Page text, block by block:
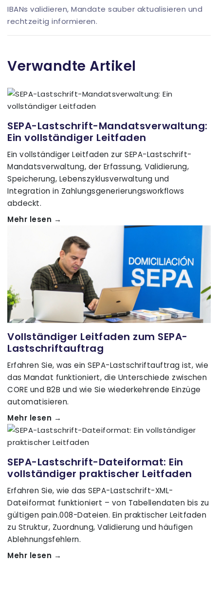
IBANs validieren, Mandate sauber aktualisieren und
rechtzeitig informieren.
Verwandte Artikel
SEPA-Lastschrift-Mandatsverwaltung:
Ein vollständiger Leitfaden
Ein vollständiger Leitfaden zur SEPA-Lastschrift-
Mandatsverwaltung, der Erfassung, Validierung,
Speicherung, Lebenszyklusverwaltung und
Integration in Zahlungsgenerierungsworkflows
abdeckt.
Mehr lesen →
Vollständiger Leitfaden zum SEPA-
Lastschriftauftrag
Erfahren Sie, was ein SEPA-Lastschriftauftrag ist, wie
das Mandat funktioniert, die Unterschiede zwischen
CORE und B2B und wie Sie wiederkehrende Einzüge
automatisieren.
Mehr lesen →
SEPA-Lastschrift-Dateiformat: Ein
vollständiger praktischer Leitfaden
Erfahren Sie, wie das SEPA-Lastschrift-XML-
Dateiformat funktioniert – von Tabellendaten bis zu
gültigen pain.008-Dateien. Ein praktischer Leitfaden
zu Struktur, Zuordnung, Validierung und häufigen
Ablehnungsfehlern.
Mehr lesen →